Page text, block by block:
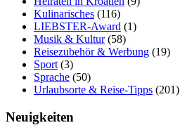
Kulinarisches (116)
LIEBSTER-Award (1)
Musik & Kultur(58)
Reisezubehör & Werbung (19)
Sport (3)
Sprache (50)
Urlaubsorte & Reise-Tipps (201)
Neuigkeiten